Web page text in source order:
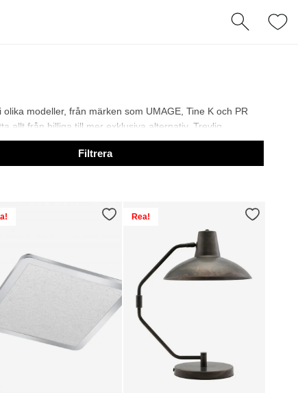
modeller, från märken som UMAGE, Tine K och PR
allt från billiga till mer exklusiva alternativ. Trevlig
Filtrera
Rea!